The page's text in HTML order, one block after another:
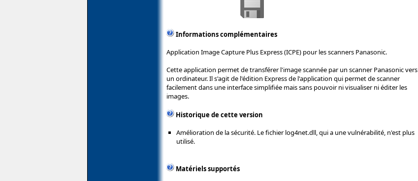
Informations complémentaires
Application Image Capture Plus Express (ICPE) pour les scanners Panasonic.
Cette application permet de transférer l'image scannée par un scanner Panasonic vers
un ordinateur. Il s'agit de l'édition Express de l'application qui permet de scanner
facilement dans une interface simplifiée mais sans pouvoir ni visualiser ni éditer les
images.
Historique de cette version
Amélioration de la sécurité. Le fichier log4net.dll, qui a une vulnérabilité, n'est plus
utilisé.
Matériels supportés